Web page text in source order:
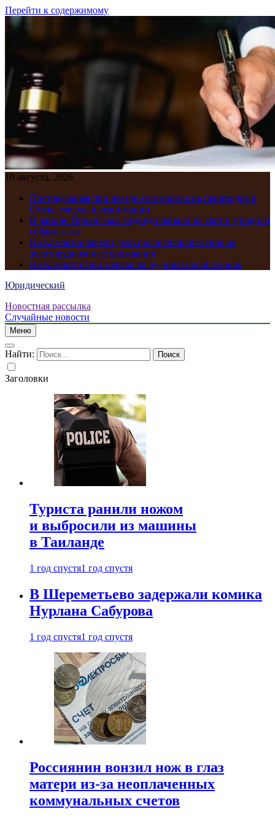
Перейти к содержимому
10 августа, 2026
Пострадавшая при наезде автомобиля на пешеходов в
Омске умерла в реанимации
В районе Приангарья медведи напали на скот и утащили
собаку в лес
На Камчатке завели дело после происшествия на
золоторудном месторождении
На Камчатке при взрыве на руднике погиб горняк
Юридический
Новостная рассылка
Случайные новости
Меню
Найти:
Заголовки
Туриста ранили ножом
и выбросили из машины
в Таиланде
1 год спустя1 год спустя
В Шереметьево задержали комика
Нурлана Сабурова
1 год спустя1 год спустя
Россиянин вонзил нож в глаз
матери из-за неоплаченных
коммунальных счетов